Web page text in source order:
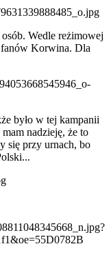
Wedle reżimowej
fanów Korwina. Dla
było w tej kampanii
nadzieję, że to
się przy urnach, bo